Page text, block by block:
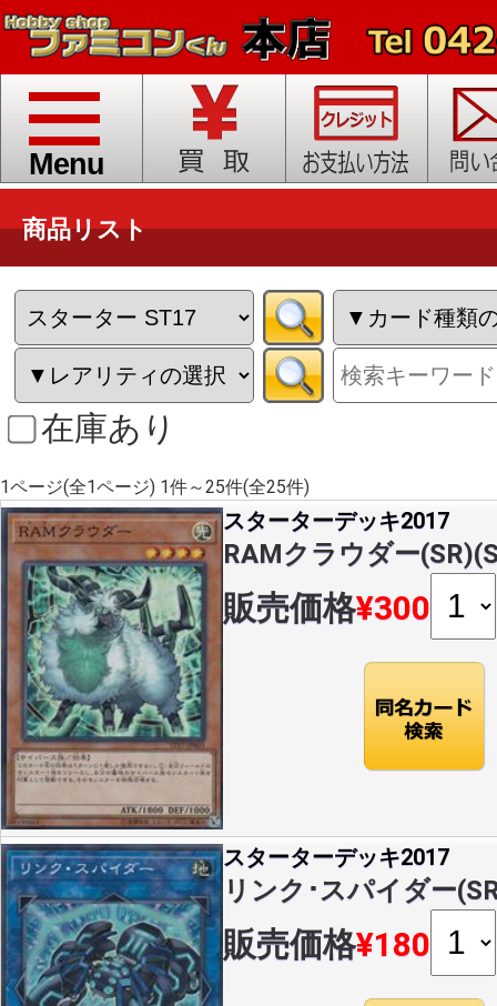
toggle
navigation
Menu
商品リスト
在庫あり
1ページ(全1ページ) 1件～25件(全25件)
スターターデッキ2017
RAMクラウダー
販売価格¥300
スターターデッキ2017
リンク･スパイダー
販売価格¥180